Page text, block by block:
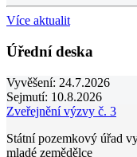
Více aktualit
Úřední deska
Vyvěšení: 24.7.2026
Sejmutí: 10.8.2026
Zveřejnění výzvy č. 3
Státní pozemkový úřad
mladé zemědělce